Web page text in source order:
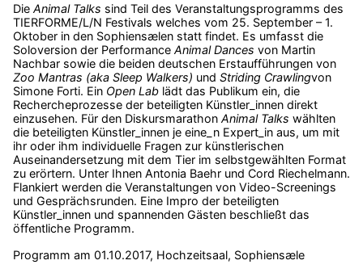
Die Animal Talks sind Teil des Veranstaltungsprogramms des
TIERFORME/L/N Festivals welches vom 25. September – 1.
Oktober in den Sophiensælen statt findet. Es umfasst die
Soloversion der Performance Animal Dances von Martin
Nachbar sowie die beiden deutschen Erstaufführungen von
Zoo Mantras (aka Sleep Walkers) und Striding Crawlingvon
Simone Forti. Ein Open Lab lädt das Publikum ein, die
Rechercheprozesse der beteiligten Künstler_innen direkt
einzusehen. Für den Diskursmarathon Animal Talks wählten
die beteiligten Künstler_innen je eine_n Expert_in aus, um mit
ihr oder ihm individuelle Fragen zur künstlerischen
Auseinandersetzung mit dem Tier im selbstgewählten Format
zu erörtern. Unter Ihnen Antonia Baehr und Cord Riechelmann.
Flankiert werden die Veranstaltungen von Video-Screenings
und Gesprächsrunden. Eine Impro der beteiligten
Künstler_innen und spannenden Gästen beschließt das
öffentliche Programm.
Programm am 01.10.2017, Hochzeitsaal, Sophiensæle